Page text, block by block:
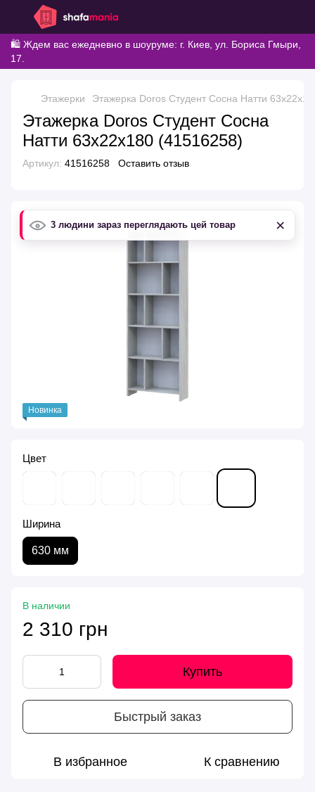
🛍️ Ждем вас ежедневно в шоуруме: г. Киев, ул. Бориса Гмыри,
17.
Этажерки Этажерка Doros Студент Сосна Натти
Этажерка Doros Студент Сосна
Натти 63х22х180 (41516258)
Артикул: 41516258 Оставить отзыв
Новинка
3 людини зараз переглядають цей товар ×
Цвет
Ширина
630 мм
В наличии
2 310 грн
Купить
Быстрый заказ
В избранное К сравнению